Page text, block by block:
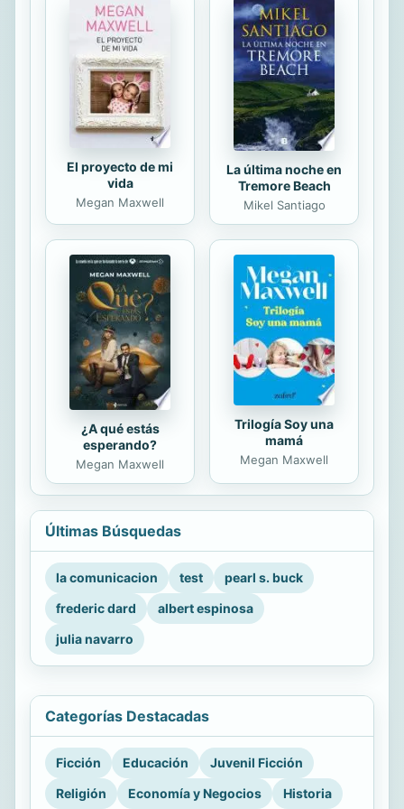
El proyecto de mi
vida
Megan Maxwell
La última noche en
Tremore Beach
Mikel Santiago
¿A qué estás
esperando?
Megan Maxwell
Trilogía Soy una
mamá
Megan Maxwell
Últimas Búsquedas
la comunicacion test
pearl s. buck
frederic dard
albert espinosa
julia navarro
Categorías Destacadas
Ficción Educación
Juvenil Ficción
Religión
Economía y Negocios Historia